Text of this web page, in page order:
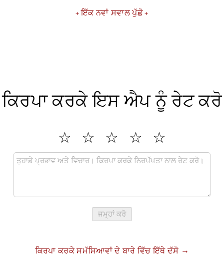
ਇੱਕ ਨਵਾਂ ਸਵਾਲ ਪੁੱਛੋ
ਕਿਰਪਾ ਕਰਕੇ ਇਸ ਐਪ ਨੂੰ ਰੇਟ ਕਰੋ
ਜਮ੍ਹਾਂ ਕਰੋ
ਕਿਰਪਾ ਕਰਕੇ ਸਮੱਸਿਆਵਾਂ ਦੇ ਬਾਰੇ ਵਿੱਚ ਇੱਥੇ ਦੱਸੋ